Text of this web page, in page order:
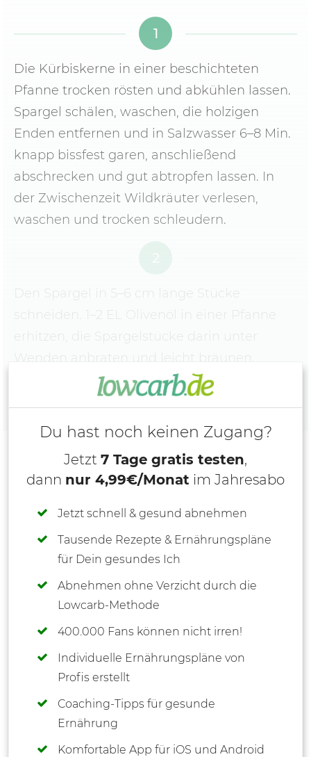
1
Die Kürbiskerne in einer beschichteten
Pfanne trocken rösten und abkühlen lassen.
Spargel schälen, waschen, die holzigen
Enden entfernen und in Salzwasser 6–8 Min.
knapp bissfest garen, anschließend
abschrecken und gut abtropfen lassen. In
der Zwischenzeit Wildkräuter verlesen,
waschen und trocken schleudern.
Den Spargel in 5–6 cm lange Stücke
Du hast noch keinen Zugang?
Jetzt 7 Tage gratis testen,
dann nur 4,99€/Monat im Jahresabo
Jetzt schnell & gesund abnehmen
Tausende Rezepte & Ernährungspläne
für Dein gesundes Ich
Abnehmen ohne Verzicht durch die
Lowcarb-Methode
400.000 Fans können nicht irren!
Individuelle Ernährungspläne von
Profis erstellt
Coaching-Tipps für gesunde
Ernährung
Komfortable App für iOS und Android